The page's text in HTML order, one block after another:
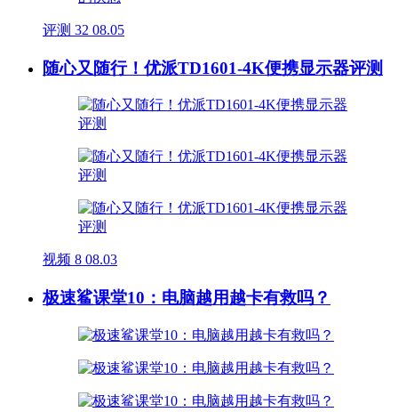
评测 32 08.05
随心又随行！优派TD1601-4K便携显示器评测
视频 8 08.03
极速鲨课堂10：电脑越用越卡有救吗？